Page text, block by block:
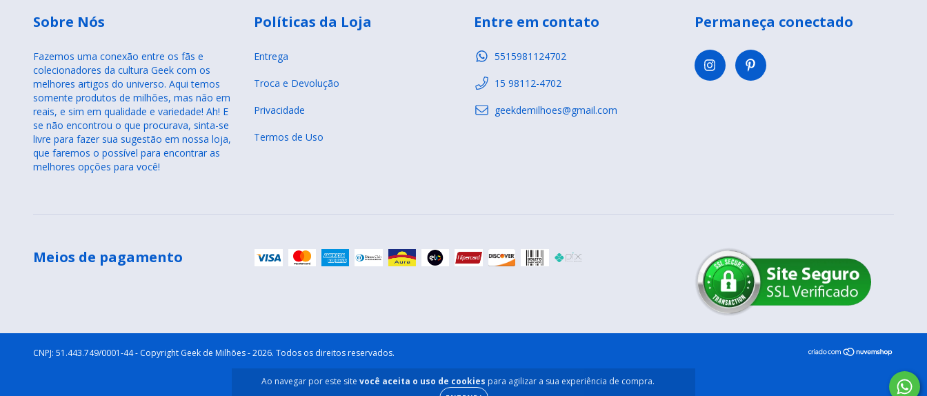
Ao navegar por este site você aceita o uso de cookies para agilizar a sua experiência de compra.
Sobre Nós
Fazemos uma conexão entre os fãs e
colecionadores da cultura Geek com os
melhores artigos do universo. Aqui temos
somente produtos de milhões, mas não em
reais, e sim em qualidade e variedade! Ah! E
se não encontrou o que procurava, sinta-se
livre para fazer sua sugestão em nossa loja,
que faremos o possível para encontrar as
melhores opções para você!
Políticas da Loja
Entrega
Troca e Devolução
Privacidade
Termos de Uso
Entre em contato
5515981124702
15 98112-4702
geekdemilhoes@gmail.com
Permaneça conectado
Meios de pagamento
Copyright Geek de Milhões - 2026. Todos os direitos reservados.